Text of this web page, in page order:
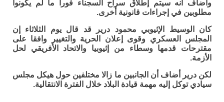
وأضاف أنه سيتم إطلاق سراح السجناء فورا ما لم يكونوا
مطلوبين في إجراءات قانونية أخرى.
كان الوسيط الإثيوبي محمود درير قد قال يوم الثلاثاء إن
المجلس العسكري وقوى إعلان الحرية والتغيير وافقا على
مقترحات قدمها وسطاء من إثيوبيا والاتحاد الأفريقي لحل
الأزمة.
لكن درير أضاف أن الجانبين ما زالا مختلفين حول هيكل مجلس
سيادي توكل إليه مهمة قيادة البلاد خلال الفترة الانتقالية.